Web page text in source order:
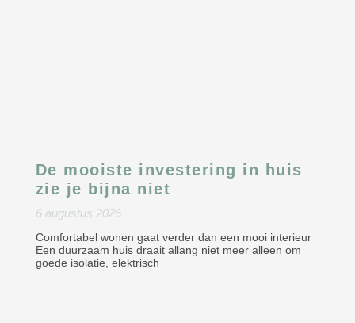
De mooiste investering in huis
zie je bijna niet
6 augustus 2026
Comfortabel wonen gaat verder dan een mooi interieur
Een duurzaam huis draait allang niet meer alleen om
goede isolatie, elektrisch